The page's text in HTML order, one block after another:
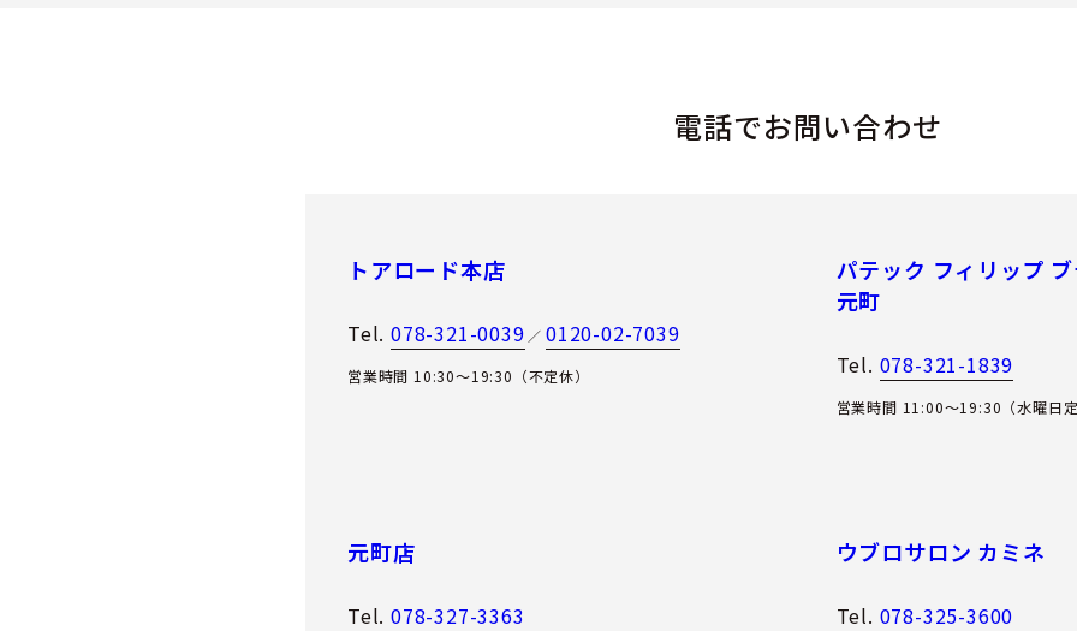
電話でお問い合わせ
トアロード本店
Tel. 078-321-0039 ／0120-02-7039
営業時間 10:30～19:30（不定休）
パテック フィリップ
元町
Tel. 078-321-1839
営業時間 11:00〜19:30（水曜日定
元町店
Tel. 078-327-3363
ウブロサロン カミネ
Tel. 078-325-3600